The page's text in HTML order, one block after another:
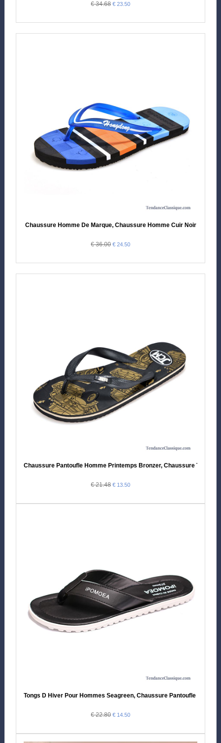
€ 34.68 € 23.50
Chaussure Homme De Marque, Chaussure Homme Cuir Noir
€ 36.00 € 24.50
Chaussure Pantoufle Homme Printemps Bronzer, Chaussure Tongs
€ 21.48 € 13.50
Tongs D Hiver Pour Hommes Seagreen, Chaussure Pantoufle
€ 22.80 € 14.50